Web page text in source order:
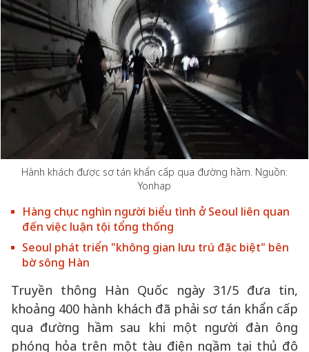
Hành khách được sơ tán khẩn cấp qua đường hầm. Nguồn:
Yonhap
Hàng chục nghìn người biểu tình ở Seoul liên quan
đến việc luận tội tổng thống
Seoul phát triển "không gian lưu trú đặc biệt" bên
bờ sông Hàn
Truyền thông Hàn Quốc ngày 31/5 đưa tin,
khoảng 400 hành khách đã phải sơ tán khẩn cấp
qua đường hầm sau khi một người đàn ông
phóng hỏa trên một tàu điện ngầm tại thủ đô